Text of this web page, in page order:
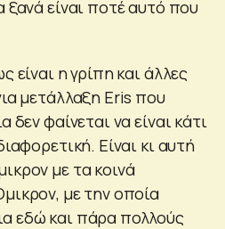
ξανά είναι ποτέ αυτό που
είναι η γρίπη και άλλες
μετάλλαξη Eris που
δεν φαίνεται να είναι κάτι
Είναι κι αυτή
με τα κοινά
με την οποία
εδώ και πάρα πολλούς